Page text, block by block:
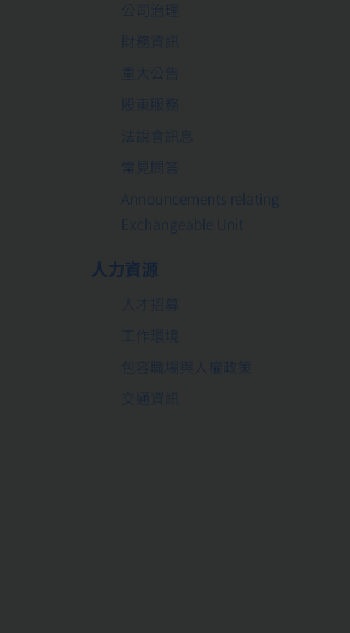
公司治理
財務資訊
重大公告
股東服務
法說會訊息
常見問答
Announcements relating
Exchangeable Unit
人力資源
人才招募
工作環境
包容職場與人權政策
交通資訊